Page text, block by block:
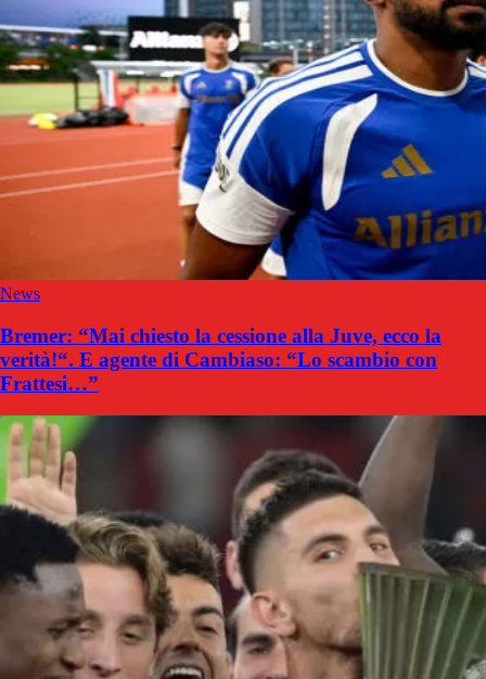
News
Bremer: “Mai chiesto la cessione alla Juve, ecco la
verità!“. E agente di Cambiaso: “Lo scambio con
Frattesi…”